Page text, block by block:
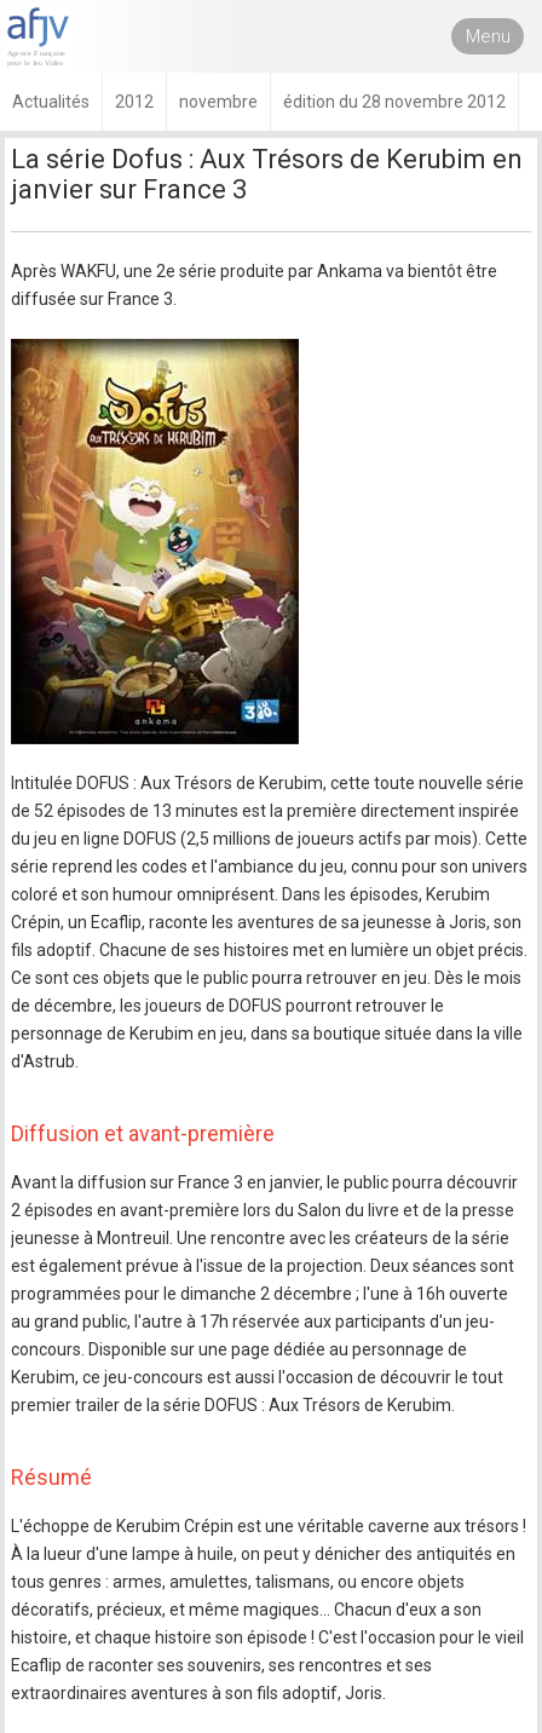
Menu
Actualités 2012 novembre édition du 28 novembre 2012
La série Dofus : Aux Trésors de Kerubim en
janvier sur France 3
Après WAKFU, une 2e série produite par Ankama va bientôt être
diffusée sur France 3.
Intitulée DOFUS : Aux Trésors de Kerubim, cette toute nouvelle série
de 52 épisodes de 13 minutes est la première directement inspirée
du jeu en ligne DOFUS (2,5 millions de joueurs actifs par mois). Cette
série reprend les codes et l'ambiance du jeu, connu pour son univers
coloré et son humour omniprésent. Dans les épisodes, Kerubim
Crépin, un Ecaflip, raconte les aventures de sa jeunesse à Joris, son
fils adoptif. Chacune de ses histoires met en lumière un objet précis.
Ce sont ces objets que le public pourra retrouver en jeu. Dès le mois
de décembre, les joueurs de DOFUS pourront retrouver le
personnage de Kerubim en jeu, dans sa boutique située dans la ville
d'Astrub.
Diffusion et avant-première
Avant la diffusion sur France 3 en janvier, le public pourra découvrir
2 épisodes en avant-première lors du Salon du livre et de la presse
jeunesse à Montreuil. Une rencontre avec les créateurs de la série
est également prévue à l'issue de la projection. Deux séances sont
programmées pour le dimanche 2 décembre ; l'une à 16h ouverte
au grand public, l'autre à 17h réservée aux participants d'un jeu-
concours. Disponible sur une page dédiée au personnage de
Kerubim, ce jeu-concours est aussi l'occasion de découvrir le tout
premier trailer de la série DOFUS : Aux Trésors de Kerubim.
Résumé
L'échoppe de Kerubim Crépin est une véritable caverne aux trésors !
À la lueur d'une lampe à huile, on peut y dénicher des antiquités en
tous genres : armes, amulettes, talismans, ou encore objets
décoratifs, précieux, et même magiques… Chacun d'eux a son
histoire, et chaque histoire son épisode ! C'est l'occasion pour le vieil
Ecaflip de raconter ses souvenirs, ses rencontres et ses
extraordinaires aventures à son fils adoptif, Joris.